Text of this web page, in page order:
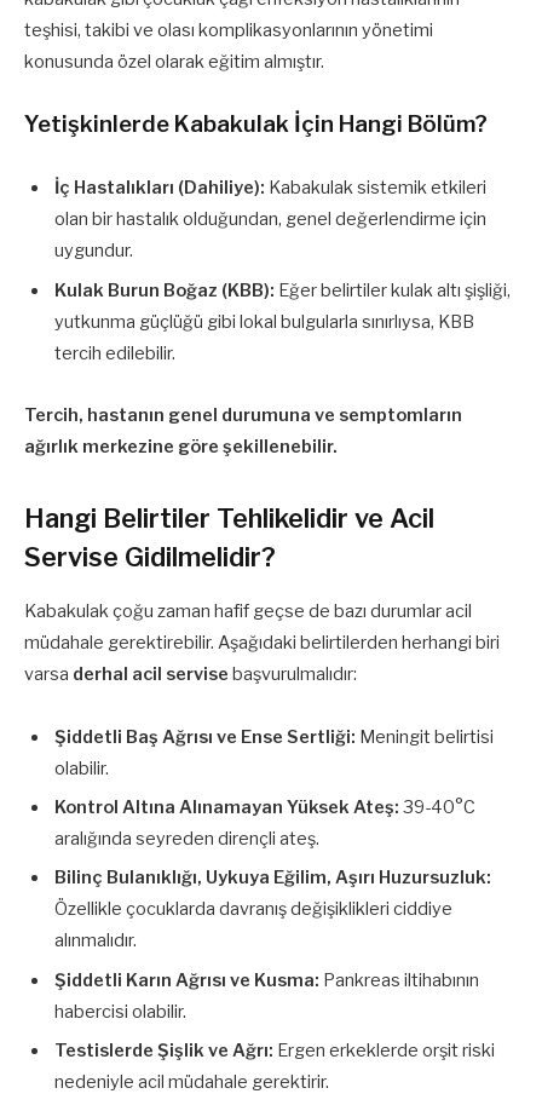
teşhisi, takibi ve olası komplikasyonlarının yönetimi
konusunda özel olarak eğitim almıştır.
Yetişkinlerde Kabakulak İçin Hangi Bölüm?
İç Hastalıkları (Dahiliye): Kabakulak sistemik etkileri
olan bir hastalık olduğundan, genel değerlendirme için
uygundur.
Kulak Burun Boğaz (KBB): Eğer belirtiler kulak altı şişliği,
yutkunma güçlüğü gibi lokal bulgularla sınırlıysa, KBB
tercih edilebilir.
Tercih, hastanın genel durumuna ve semptomların
ağırlık merkezine göre şekillenebilir.
Hangi Belirtiler Tehlikelidir ve Acil
Servise Gidilmelidir?
Kabakulak çoğu zaman hafif geçse de bazı durumlar acil
müdahale gerektirebilir. Aşağıdaki belirtilerden herhangi biri
varsa derhal acil servise başvurulmalıdır:
Şiddetli Baş Ağrısı ve Ense Sertliği: Meningit belirtisi
olabilir.
Kontrol Altına Alınamayan Yüksek Ateş: 39-40°C
aralığında seyreden dirençli ateş.
Bilinç Bulanıklığı, Uykuya Eğilim, Aşırı Huzursuzluk:
Özellikle çocuklarda davranış değişiklikleri ciddiye
alınmalıdır.
Şiddetli Karın Ağrısı ve Kusma: Pankreas iltihabının
habercisi olabilir.
Testislerde Şişlik ve Ağrı: Ergen erkeklerde orşit riski
nedeniyle acil müdahale gerektirir.